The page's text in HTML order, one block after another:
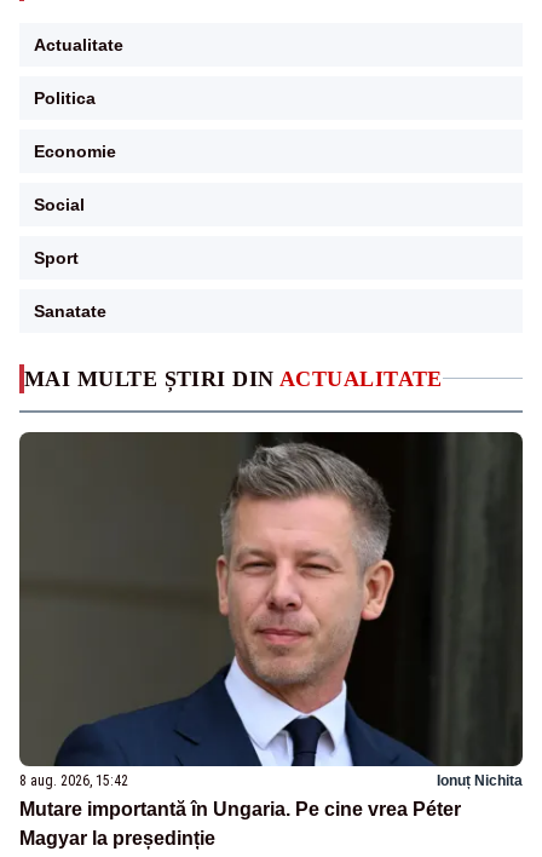
MAI MULTE ȘTIRI DIN ACTUALITATE
8 aug. 2026, 15:42 Ionuț Nichita
Mutare importantă în Ungaria. Pe cine vrea Péter
Magyar la președinție
Actualitate
Politica
Economie
Social
Sport
Sanatate